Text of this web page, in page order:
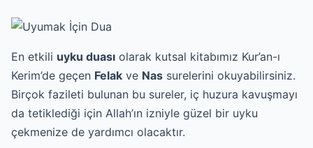
En etkili uyku duası olarak kutsal kitabımız Kur’an-ı
Kerim’de geçen Felak ve Nas surelerini okuyabilirsiniz.
Birçok fazileti bulunan bu sureler, iç huzura kavuşmayı
da tetiklediği için Allah’ın izniyle güzel bir uyku
çekmenize de yardımcı olacaktır.